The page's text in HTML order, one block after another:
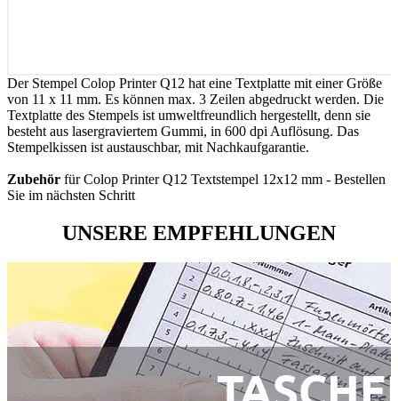
Der Stempel Colop Printer Q12 hat eine Textplatte mit einer Größe
von 11 x 11 mm. Es können max. 3 Zeilen abgedruckt werden. Die
Textplatte des Stempels ist umweltfreundlich hergestellt, denn sie
besteht aus lasergraviertem Gummi, in 600 dpi Auflösung. Das
Stempelkissen ist austauschbar, mit Nachkaufgarantie.
Zubehör für Colop Printer Q12 Textstempel 12x12 mm - Bestellen
Sie im nächsten Schritt
UNSERE EMPFEHLUNGEN